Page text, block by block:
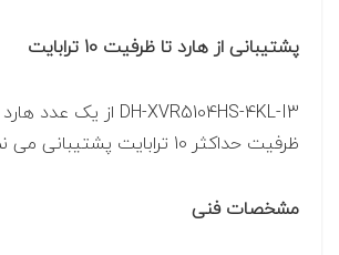
پشتیبانی از هارد تا ظرفیت 10 ترابایت
ظرفیت حداکثر 10 ترابایت پشتیبانی می نماید.
مشخصات فنی